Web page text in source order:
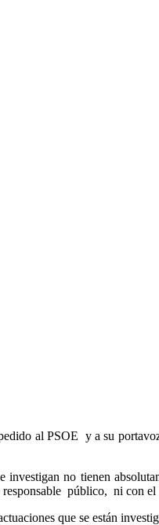
al PSOE y a su
investigan no tienen
público, ni con el
que se están